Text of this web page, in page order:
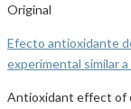
Original
Efecto antioxidante
experimental similar
Antioxidant effect of